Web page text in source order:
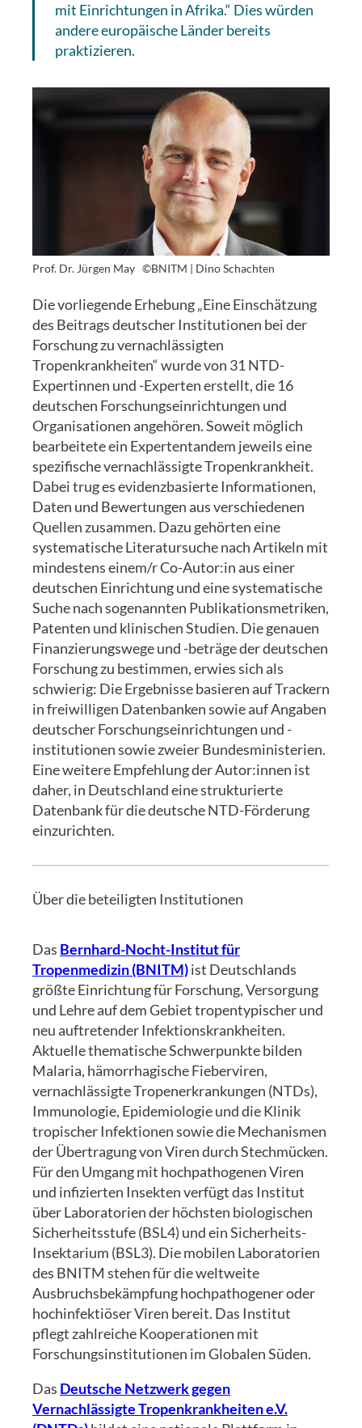
mit Einrichtungen in Afrika.“ Dies würden
andere europäische Länder bereits
praktizieren.
Prof. Dr. Jürgen May ©BNITM | Dino Schachten
Die vorliegende Erhebung „Eine Einschätzung
des Beitrags deutscher Institutionen bei der
Forschung zu vernachlässigten
Tropenkrankheiten“ wurde von 31 NTD-
Expertinnen und -Experten erstellt, die 16
deutschen Forschungseinrichtungen und
Organisationen angehören. Soweit möglich
bearbeitete ein Expertentandem jeweils eine
spezifische vernachlässigte Tropenkrankheit.
Dabei trug es evidenzbasierte Informationen,
Daten und Bewertungen aus verschiedenen
Quellen zusammen. Dazu gehörten eine
systematische Literatursuche nach Artikeln mit
mindestens einem/r Co-Autor:in aus einer
deutschen Einrichtung und eine systematische
Suche nach sogenannten Publikationsmetriken,
Patenten und klinischen Studien. Die genauen
Finanzierungswege und -beträge der deutschen
Forschung zu bestimmen, erwies sich als
schwierig: Die Ergebnisse basieren auf Trackern
in freiwilligen Datenbanken sowie auf Angaben
deutscher Forschungseinrichtungen und -
institutionen sowie zweier Bundesministerien.
Eine weitere Empfehlung der Autor:innen ist
daher, in Deutschland eine strukturierte
Datenbank für die deutsche NTD-Förderung
einzurichten.
Über die beteiligten Institutionen
Das Bernhard-Nocht-Institut für
Tropenmedizin (BNITM)ist Deutschlands
größte Einrichtung für Forschung, Versorgung
und Lehre auf dem Gebiet tropentypischer und
neu auftretender Infektionskrankheiten.
Aktuelle thematische Schwerpunkte bilden
Malaria, hämorrhagische Fieberviren,
vernachlässigte Tropenerkrankungen (NTDs),
Immunologie, Epidemiologie und die Klinik
tropischer Infektionen sowie die Mechanismen
der Übertragung von Viren durch Stechmücken.
Für den Umgang mit hochpathogenen Viren
und infizierten Insekten verfügt das Institut
über Laboratorien der höchsten biologischen
Sicherheitsstufe (BSL4) und ein Sicherheits-
Insektarium (BSL3). Die mobilen Laboratorien
des BNITM stehen für die weltweite
Ausbruchsbekämpfung hochpathogener oder
hochinfektiöser Viren bereit. Das Institut
pflegt zahlreiche Kooperationen mit
Forschungsinstitutionen im Globalen Süden.
Das Deutsche Netzwerk gegen
Vernachlässigte Tropenkrankheiten e.V.